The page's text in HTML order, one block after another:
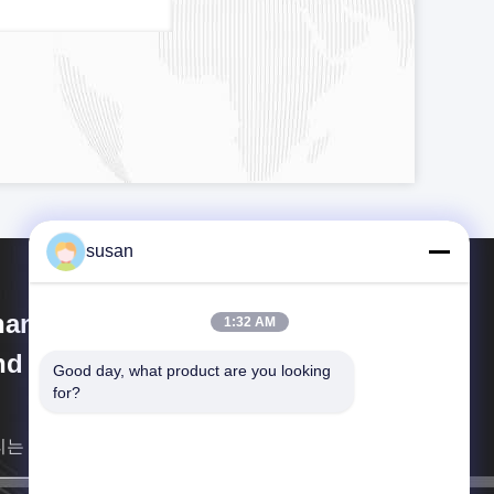
Cheng Xing Machinery
Electronics Co., Ltd.
는 최대한 빨리 당신에 되돌아갈 것입니다.
susan
1:32 AM
Good day, what product are you looking
for?